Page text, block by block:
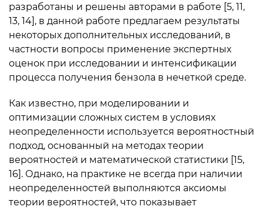
разработаны и решены авторами в работе [5, 11,
13, 14], в данной работе предлагаем результаты
некоторых дополнительных исследований, в
частности вопросы применение экспертных
оценок при исследовании и интенсификации
процесса получения бензола в нечеткой среде.
Как известно, при моделировании и
оптимизации сложных систем в условиях
неопределенности используется вероятностный
подход, основанный на методах теории
вероятностей и математической статистики [15,
16]. Однако, на практике не всегда при наличии
неопределенностей выполняются аксиомы
теории вероятностей, что показывает